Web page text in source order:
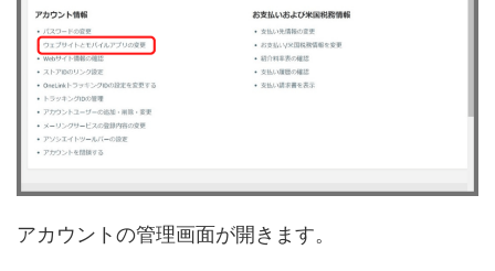
アカウントの管理画面が開きます。